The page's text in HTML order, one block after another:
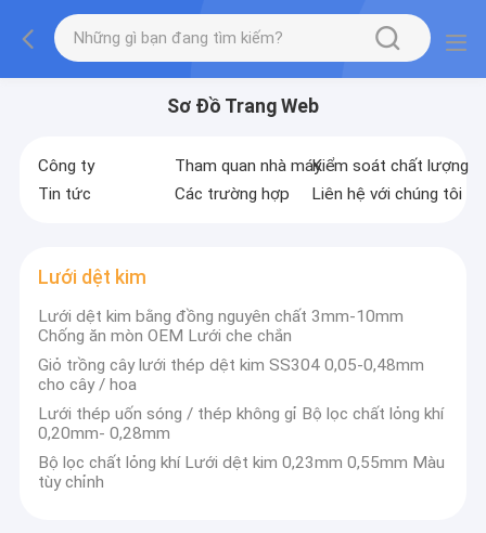
Sơ Đồ Trang Web
Công ty Tham quan nhà máyKiểm soát chất lượng
Tin tức
Các trường hợp Liên hệ với chúng tôi
Lưới dệt kim
Lưới dệt kim bằng đồng nguyên chất 3mm-10mm
Chống ăn mòn OEM Lưới che chắn
Giỏ trồng cây lưới thép dệt kim SS304 0,05-0,48mm
cho cây / hoa
Lưới thép uốn sóng / thép không gỉ Bộ lọc chất lỏng khí
0,20mm- 0,28mm
Bộ lọc chất lỏng khí Lưới dệt kim 0,23mm 0,55mm Màu
tùy chỉnh